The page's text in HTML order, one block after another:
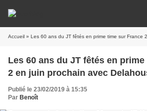
Accueil » Les 60 ans du JT fêtés en prime time sur France 2 en juin
Les 60 ans du JT fêtés en
2 en juin prochain avec
Publié le 23/02/2019 à 15:35
Par Benoît